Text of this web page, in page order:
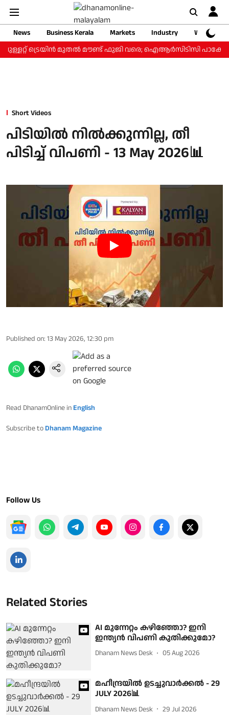
News Business Kerala Markets Industry
Web
ട്രെയിന്‍ മുതല്‍ മൗണ്ട് ഫുജി വരെ; ഐആര്‍സിടിസി പാക്കേജ്
Short Videos
പിടിയില്‍ നില്‍ക്കുന്നില്ല, തീ
പിടിച്ച് വിപണി - 13 May 2026📊
Published on: 13 May 2026, 12:30 pm
Read DhanamOnline in English
Subscribe to Dhanam Magazine
Follow Us
Related Stories
AI മുന്നേറ്റം കഴിഞ്ഞോ? ഇനി
ഇന്ത്യൻ വിപണി കുതിക്കുമോ?
Dhanam News Desk 05 Aug 2026
മഹീന്ദ്രയില്‍ ഉടച്ചുവാര്‍ക്കല്‍ - 29
JULY 2026📊
Dhanam News Desk 29 Jul 2026